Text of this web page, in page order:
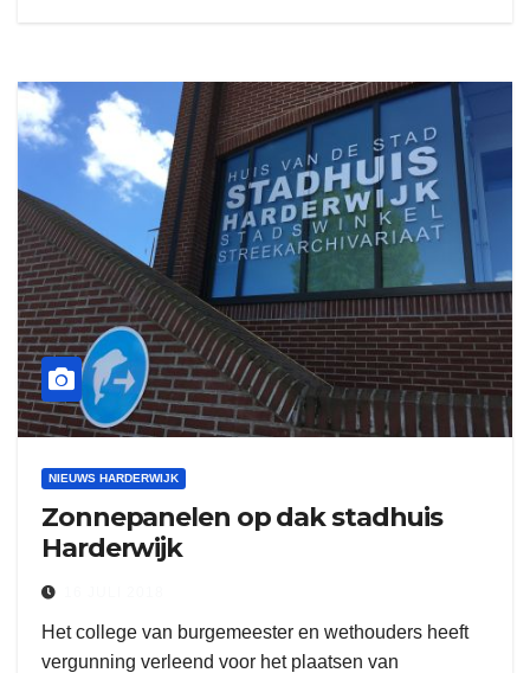
NIEUWS HARDERWIJK
Zonnepanelen op dak stadhuis
Harderwijk
Het college van burgemeester en wethouders heeft
vergunning verleend voor het plaatsen van